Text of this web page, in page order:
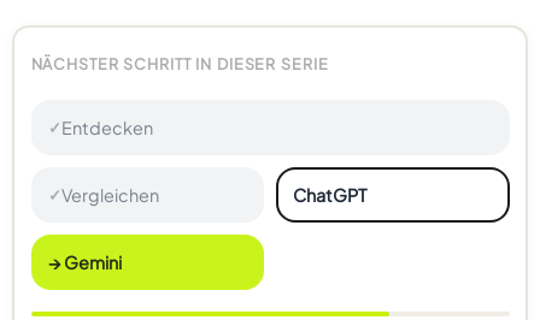
NÄCHSTER SCHRITT IN DIESER SERIE
✓Entdecken
✓Vergleichen ChatGPT
→ Gemini